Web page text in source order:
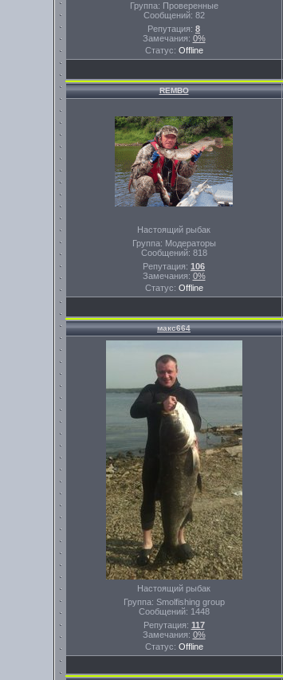
Группа: Проверенные
Сообщений: 82
Репутация: 8
Замечания: 0%
Статус: Offline
REMBO
Настоящий рыбак
Группа: Модераторы
Сообщений: 818
Репутация: 106
Замечания: 0%
Статус: Offline
макс664
Настоящий рыбак
Группа: Smolfishing group
Сообщений: 1448
Репутация: 117
Замечания: 0%
Статус: Offline